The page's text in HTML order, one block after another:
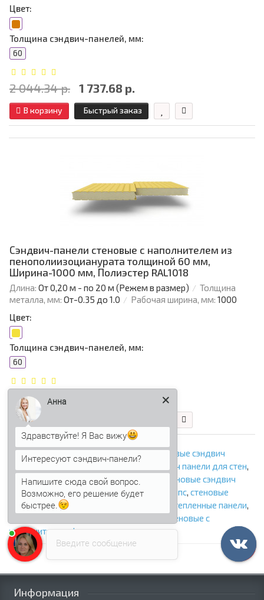
Цвет:
Толщина сэндвич-панелей, мм:
60
2 044.34 р. 1 737.68 р.
В корзину Быстрый заказ
Сэндвич-панели стеновые с наполнителем из
пенополиизоцианурата толщиной 60 мм,
Ширина-1000 мм, Полиэстер RAL1018
Длина: От 0,20 м - по 20 м (Режем в размер)
Толщина
металла, мм: От-0.35 до 1.0 Рабочая ширина, мм: 1000
Цвет:
Толщина сэндвич-панелей, мм:
60
1 740.55 р.
В корзину
сэндвич панели толщиной 60 мм,стеновые сэндвич
сэндвич панели стеновые сэндвич панели для стен,
стеновые сэндвич панели с минватой
стеновые сэндвич
панели с ппу,стеновые сэндвич панели с ппс, стеновые
сэндвич панели с пир
утепленные панели,
сэндвич панели стеновые с
наполнителем,фасадные сэндвич панели
Информация
Введите сообщение
Анна
Здравствуйте! Я Вас вижу
Интересуют сэндвич-панели?
Напишите сюда свой вопрос.
Возможно, его решение будет
быстрее.